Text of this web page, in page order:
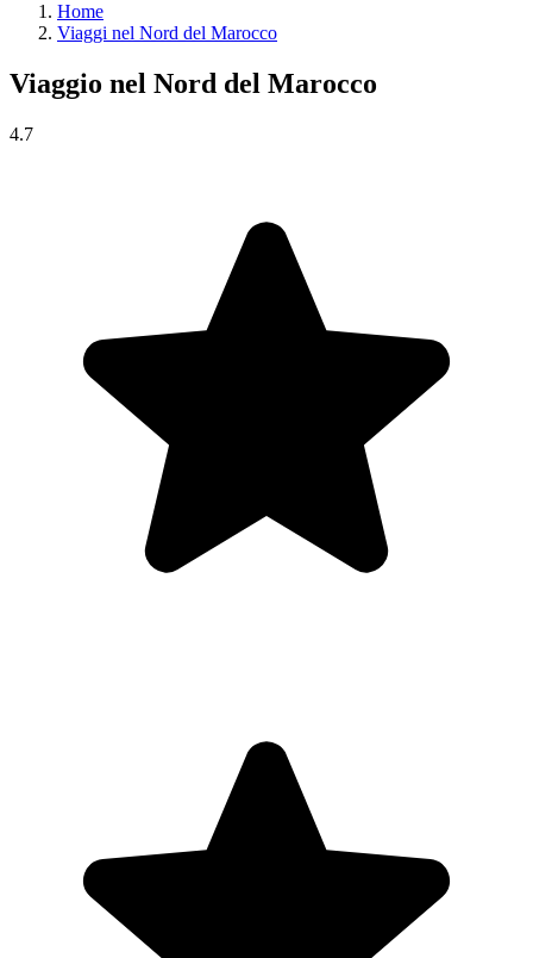
Home
Viaggi nel Nord del Marocco
Viaggio nel Nord del Marocco
4.7